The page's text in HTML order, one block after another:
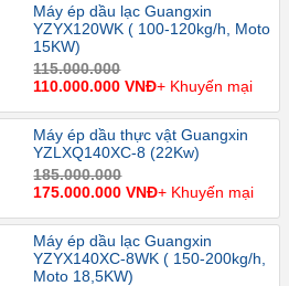
Máy ép dầu lạc Guangxin
YZYX120WK ( 100-120kg/h, Moto
15KW)
115.000.000
110.000.000 VNĐ+ Khuyến mại
Máy ép dầu thực vật Guangxin
YZLXQ140XC-8 (22Kw)
185.000.000
175.000.000 VNĐ+ Khuyến mại
Máy ép dầu lạc Guangxin
YZYX140XC-8WK ( 150-200kg/h,
Moto 18,5KW)